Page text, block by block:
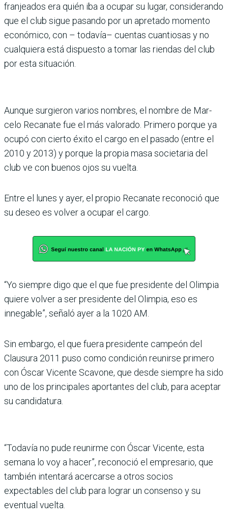
franjeados era quién iba a ocupar su lugar, consi­derando
que el club sigue pasando por un apretado momento
económico, con – todavía– cuentas cuantio­sas y no
cualquiera está dis­puesto a tomar las riendas del club
por esta situación.
Aunque surgieron varios nombres, el nombre de Mar­
celo Recanate fue el más valorado. Primero porque ya
ocupó con cierto éxito el cargo en el pasado (entre el
2010 y 2013) y porque la propia masa societaria del
club ve con buenos ojos su vuelta.
Entre el lunes y ayer, el pro­pio Recanate reconoció que
su deseo es volver a ocupar el cargo.
“Yo siempre digo que el que fue presidente del Olimpia
quiere volver a ser presidente del Olimpia, eso es
innega­ble”, señaló ayer a la 1020 AM.
Sin embargo, el que fuera pre­sidente campeón del
Clausura 2011 puso como condición reunirse primero
con Óscar Vicente Scavone, que desde siempre ha sido
uno de los principales aportantes del club, para aceptar
su candidatura.
“Todavía no pude reu­nirme con Óscar Vicente, esta
semana lo voy a hacer”, reconoció el empresario, que
también intentará acercarse a otros socios
expectables del club para lograr un con­senso y su
eventual vuelta.